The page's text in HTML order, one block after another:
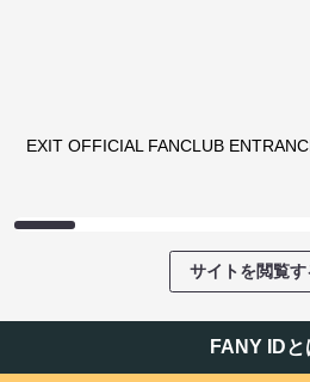
EXIT OFFICIAL FANCLUB
サイトを閲覧す
FANY IDと